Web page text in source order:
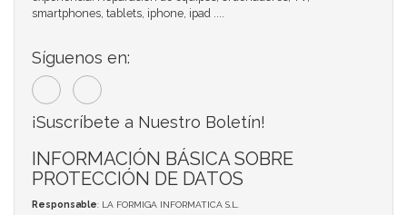
smartphones, tablets, iphone, ipad ....
Síguenos en:
¡Suscríbete a Nuestro Boletín!
INFORMACIÓN BÁSICA SOBRE
PROTECCIÓN DE DATOS
Responsable: LA FORMIGA INFORMATICA S.L.